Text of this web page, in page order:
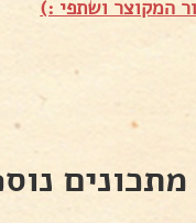
המקוצר ושתפי :)
מתכונים